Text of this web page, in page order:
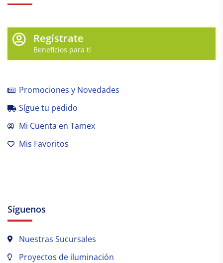
Regístrate
Beneficios para tí
Promociones y Novedades
Sígue tu pedido
Mi Cuenta en Tamex
Mis Favoritos
Síguenos
Nuestras Sucursales
Proyectos de iluminación